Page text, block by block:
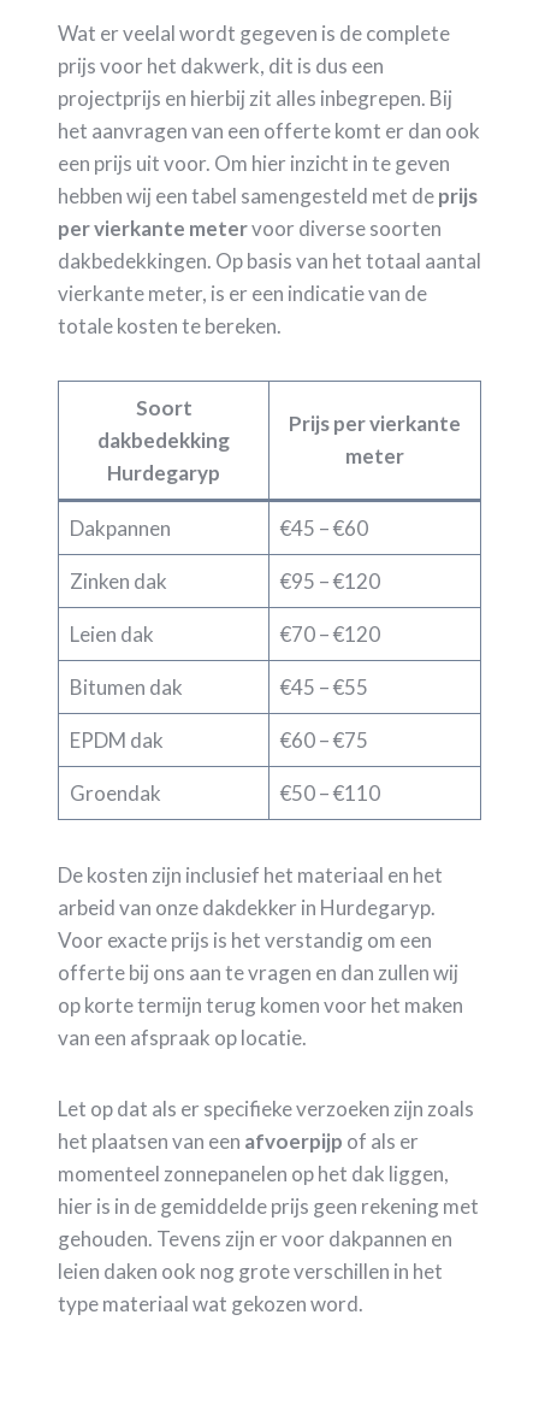
Wat er veelal wordt gegeven is de complete
prijs voor het dakwerk, dit is dus een
projectprijs en hierbij zit alles inbegrepen. Bij
het aanvragen van een offerte komt er dan ook
een prijs uit voor. Om hier inzicht in te geven
hebben wij een tabel samengesteld met deprijs
per vierkante metervoor diverse soorten
dakbedekkingen. Op basis van het totaal aantal
vierkante meter, is er een indicatie van de
totale kosten te bereken.
Soort
dakbedekking
Hurdegaryp
Prijs per vierkante
meter
Dakpannen €45 – €60
Zinken dak €95 – €120
Leien dak €70 – €120
Bitumen dak €45 – €55
EPDM dak €60 – €75
Groendak €50 – €110
De kosten zijn inclusief het materiaal en het
arbeid van onze dakdekker in Hurdegaryp.
Voor exacte prijs is het verstandig om een
offerte bij ons aan te vragen en dan zullen wij
op korte termijn terug komen voor het maken
van een afspraak op locatie.
Let op dat als er specifieke verzoeken zijn zoals
het plaatsen van een afvoerpijp of als er
momenteel zonnepanelen op het dak liggen,
hier is in de gemiddelde prijs geen rekening met
gehouden. Tevens zijn er voor dakpannen en
leien daken ook nog grote verschillen in het
type materiaal wat gekozen word.